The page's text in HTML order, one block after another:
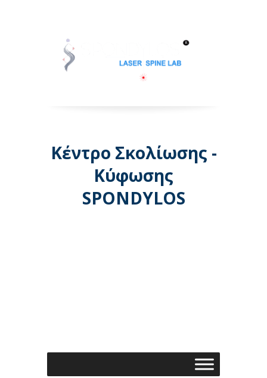
Κέντρο Σκολίωσης -
Κύφωσης
SPONDYLOS